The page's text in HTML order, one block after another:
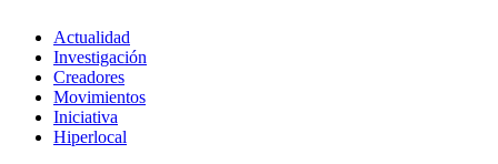
Actualidad
Investigación
Creadores
Movimientos
Iniciativa
Hiperlocal